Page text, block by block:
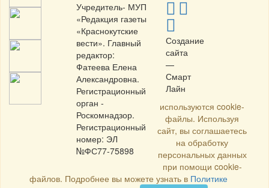
Учредитель- МУП
«Редакция газеты
«Краснокутские
вести». Главный
редактор:
Фатеева Елена
Александровна.
Регистрационный
орган -
Роскомнадзор.
Регистрационный
номер: ЭЛ
№ФС77-75898
Создание
сайта
—
Смарт
Лайн
используются cookie-
файлы. Используя
сайт, вы соглашаетесь
на обработку
персональных данных
при помощи cookie-
файлов. Подробнее вы можете узнать в Политике